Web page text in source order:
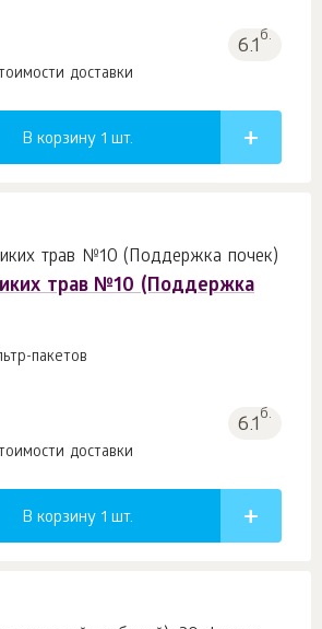
6.1б.
доставки
В корзину 1 шт.
трав №10 (Поддержка
пакетов
6.1б.
доставки
В корзину 1 шт.